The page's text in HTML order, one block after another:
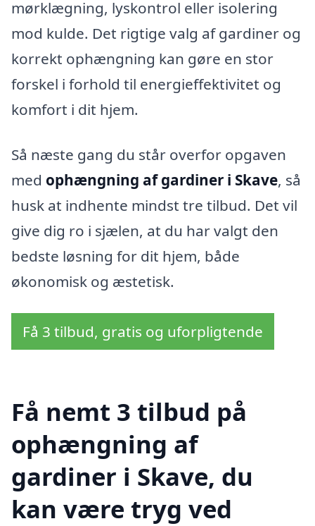
mørklægning, lyskontrol eller isolering
mod kulde. Det rigtige valg af gardiner og
korrekt ophængning kan gøre en stor
forskel i forhold til energieffektivitet og
komfort i dit hjem.
Så næste gang du står overfor opgaven
med ophængning af gardiner i Skave, så
husk at indhente mindst tre tilbud. Det vil
give dig ro i sjælen, at du har valgt den
bedste løsning for dit hjem, både
økonomisk og æstetisk.
Få 3 tilbud, gratis og uforpligtende
Få nemt 3 tilbud på
ophængning af
gardiner i Skave, du
kan være tryg ved